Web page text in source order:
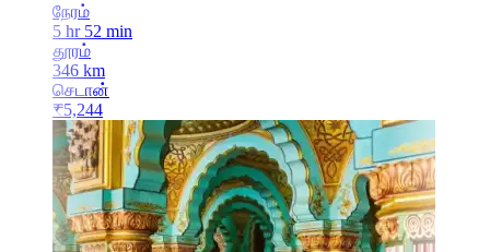
நேரம்
5 hr 52 min
தூரம்
346 km
செடான்
₹5,244